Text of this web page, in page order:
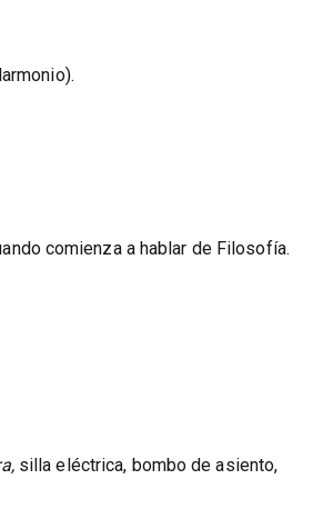
comienza a hablar de Filosofía.
silla eléctrica, bombo de asiento,